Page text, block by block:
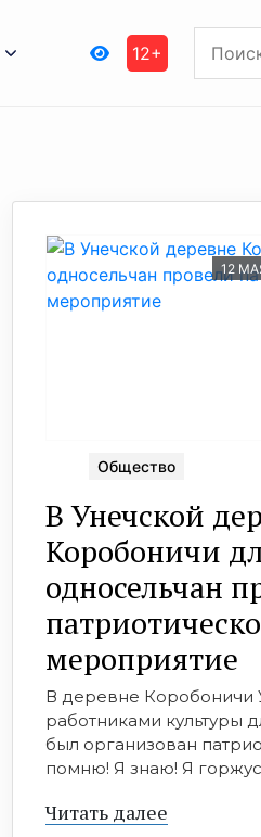
12+
12
Общество
В Унечской
Коробоничи
односельчан
мероприятие
В деревне Коробоничи
работниками культуры
был организован
помню! Я знаю! Я
Читать далее